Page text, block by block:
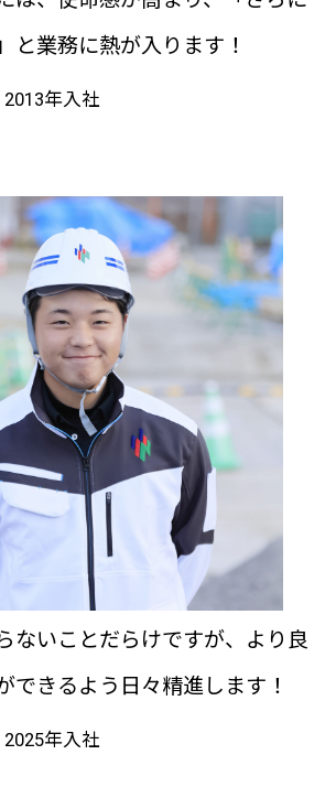
と業務に熱が入ります！
年入社
ないことだらけですが、より良
できるよう日々精進します！
年入社